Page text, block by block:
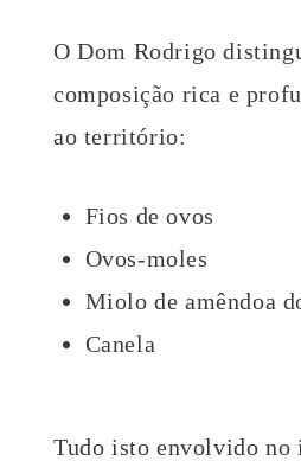
O Dom Rodrigo
composição rica e
ao território:
Fios de ovos
Ovos-moles
Miolo de amêndoa
Canela
Tudo isto envolvido no